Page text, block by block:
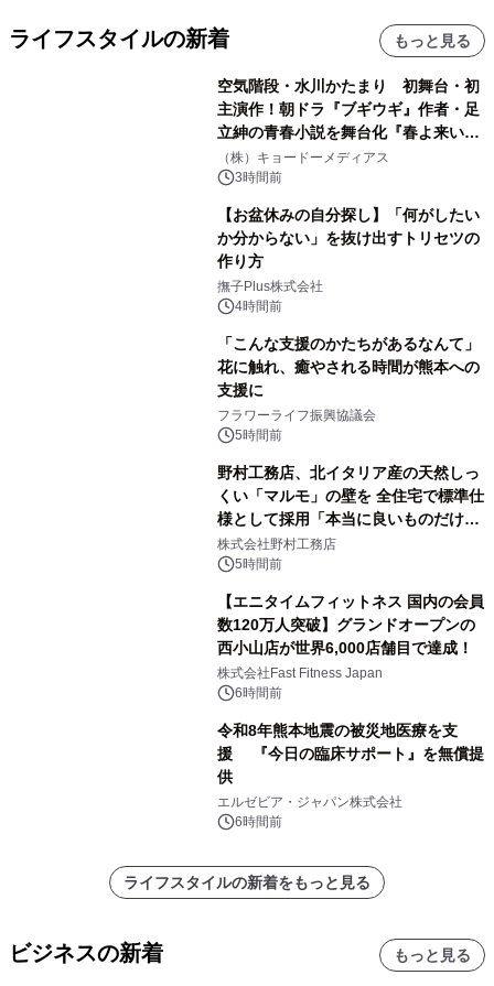
ライフスタイルの新着 もっと見る
空気階段・水川かたまり 初舞台・初
主演作！朝ドラ『ブギウギ』作者・足
立紳の青春小説を舞台化『春よ来い、
マジで来い』キービジュアル解禁！
（株）キョードーメディアス
3時間前
【お盆休みの自分探し】「何がしたい
か分からない」を抜け出すトリセツの
作り方
撫子Plus株式会社
4時間前
「こんな支援のかたちがあるなんて」
花に触れ、癒やされる時間が熊本への
支援に
フラワーライフ振興協議会
5時間前
野村工務店、北イタリア産の天然しっ
くい「マルモ」の壁を 全住宅で標準仕
様として採用「本当に良いものだけに
こだわる」
株式会社野村工務店
5時間前
【エニタイムフィットネス 国内の会員
数120万人突破】グランドオープンの
西小山店が世界6,000店舗目で達成！
株式会社Fast Fitness Japan
6時間前
令和8年熊本地震の被災地医療を支
援 『今日の臨床サポート』を無償提
供
エルゼビア・ジャパン株式会社
6時間前
ライフスタイルの新着をもっと見る
ビジネスの新着 もっと見る